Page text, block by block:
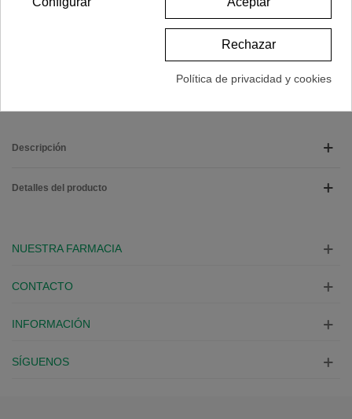
Descripción
Detalles del producto
NUESTRA FARMACIA
CONTACTO
INFORMACIÓN
SÍGUENOS
Rechazar
Política de privacidad y cookies